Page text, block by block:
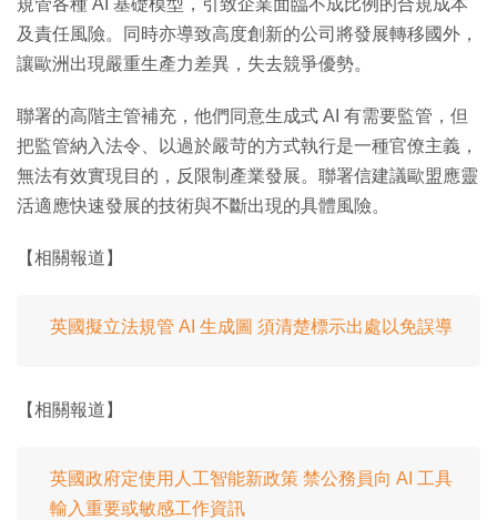
規管各種 AI 基礎模型，引致企業面臨不成比例的合規成本
及責任風險。同時亦導致高度創新的公司將發展轉移國外，
讓歐洲出現嚴重生產力差異，失去競爭優勢。
聯署的高階主管補充，他們同意生成式 AI 有需要監管，但
把監管納入法令、以過於嚴苛的方式執行是一種官僚主義，
無法有效實現目的，反限制產業發展。聯署信建議歐盟應靈
活適應快速發展的技術與不斷出現的具體風險。
【相關報道】
英國擬立法規管 AI 生成圖 須清楚標示出處以免誤導
【相關報道】
英國政府定使用人工智能新政策 禁公務員向 AI 工具
輸入重要或敏感工作資訊